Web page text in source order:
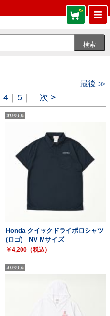
最後 ≫
4｜ 5｜ 次 >
Honda クイックドライポロシャツ
(ロゴ) NV Mサイズ
￥4,200（税込）